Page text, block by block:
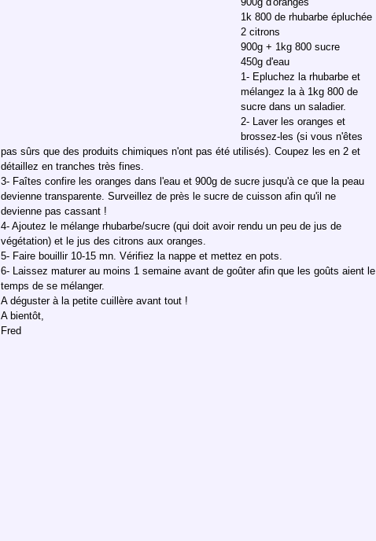
1k 800 de rhubarbe épluchée
2 citrons
900g + 1kg 800 sucre
450g d'eau
1- Epluchez la rhubarbe et
mélangez la à 1kg 800 de
sucre dans un saladier.
2- Laver les oranges et
brossez-les (si vous n'êtes
pas sûrs que des produits chimiques n'ont pas été utilisés). Coupez les en 2 et
détaillez en tranches très fines.
3- Faîtes confire les oranges dans l'eau et 900g de sucre jusqu'à ce que la peau
devienne transparente. Surveillez de près le sucre de cuisson afin qu'il ne
devienne pas cassant !
4- Ajoutez le mélange rhubarbe/sucre (qui doit avoir rendu un peu de jus de
végétation) et le jus des citrons aux oranges.
5- Faire bouillir 10-15 mn. Vérifiez la nappe et mettez en pots.
6- Laissez maturer au moins 1 semaine avant de goûter afin que les goûts aient le
temps de se mélanger.
A déguster à la petite cuillère avant tout !
A bientôt,
Fred